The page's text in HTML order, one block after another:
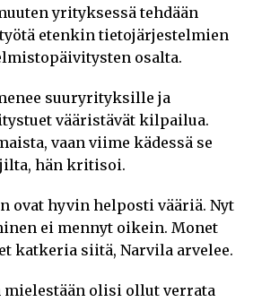
yrityksessä tehdään
etenkin tietojärjestelmien
osalta.
suuryrityksille ja
vääristävät kilpailua.
vaan viime kädessä se
hän kritisoi.
ovat hyvin helposti vääriä. Nyt
ei mennyt oikein. Monet
katkeria siitä, Narvila arvelee.
mielestään olisi ollut verrata